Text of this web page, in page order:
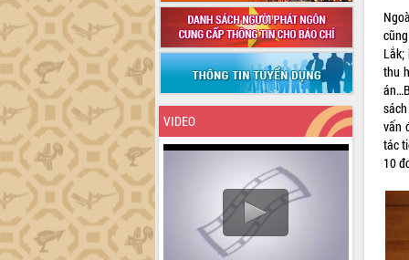
VIDEO
Lắk;
thu
vấn
tác
10